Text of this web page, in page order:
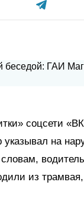
соцсети
указывал на
из